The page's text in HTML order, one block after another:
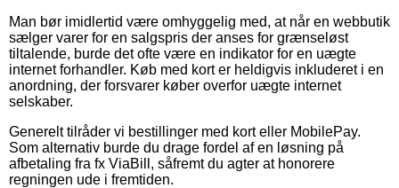
Man bør imidlertid være omhyggelig med, at når en webbutik
sælger varer for en salgspris der anses for grænseløst
tiltalende, burde det ofte være en indikator for en uægte
internet forhandler. Køb med kort er heldigvis inkluderet i en
anordning, der forsvarer køber overfor uægte internet
selskaber.
Generelt tilråder vi bestillinger med kort eller MobilePay.
Som alternativ burde du drage fordel af en løsning på
afbetaling fra fx ViaBill, såfremt du agter at honorere
regningen ude i fremtiden.